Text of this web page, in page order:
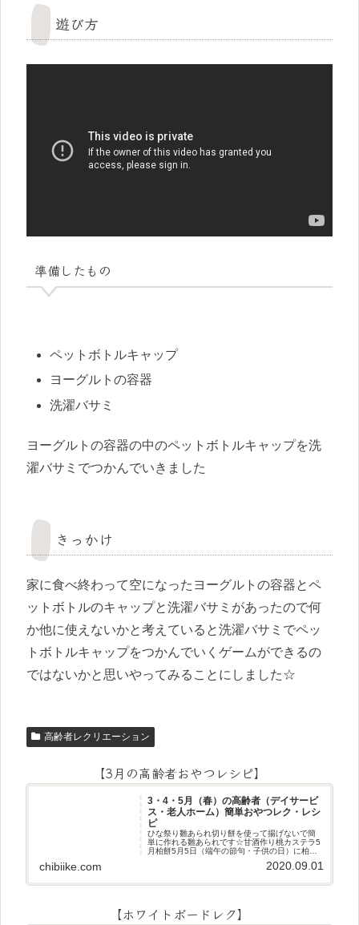
遊び方
準備したもの
ペットボトルキャップ
ヨーグルトの容器
洗濯バサミ
ヨーグルトの容器の中のペットボトルキャップを洗
濯バサミでつかんでいきました
きっかけ
家に食べ終わって空になったヨーグルトの容器とペ
ットボトルのキャップと洗濯バサミがあったので何
か他に使えないかと考えていると洗濯バサミでペッ
トボトルキャップをつかんでいくゲームができるの
ではないかと思いやってみることにしました☆
高齢者レクリエーション
【3月の高齢者おやつレシピ】
3・4・5月（春）の高齢者（デイサービ
ス・老人ホーム）簡単おやつレク・レシ
ピ
ひな祭り雛あられ切り餅を使って揚げないで簡
単に作れる雛あられです☆甘酒作り桃カステラ5
月柏餅5月5日（端午の節句・子供の日）に柏餅
日）にちまき作りです☆ほうじ茶プリン抹茶パ
chibiike.com 2020.09.01
【ホワイトボードレク】